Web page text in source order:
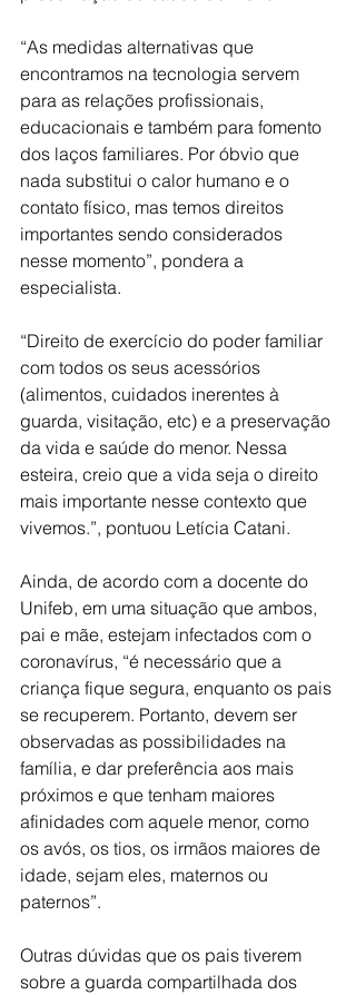
“As medidas alternativas que
encontramos na tecnologia servem
para as relações profissionais,
educacionais e também para fomento
dos laços familiares. Por óbvio que
nada substitui o calor humano e o
contato físico, mas temos direitos
importantes sendo considerados
nesse momento”, pondera a
especialista.
“Direito de exercício do poder familiar
com todos os seus acessórios
(alimentos, cuidados inerentes à
guarda, visitação, etc) e a preservação
da vida e saúde do menor. Nessa
esteira, creio que a vida seja o direito
mais importante nesse contexto que
vivemos.”, pontuou Letícia Catani.
Ainda, de acordo com a docente do
Unifeb, em uma situação que ambos,
pai e mãe, estejam infectados com o
coronavírus, “é necessário que a
criança fique segura, enquanto os pais
se recuperem. Portanto, devem ser
observadas as possibilidades na
família, e dar preferência aos mais
próximos e que tenham maiores
afinidades com aquele menor, como
os avós, os tios, os irmãos maiores de
idade, sejam eles, maternos ou
paternos”.
Outras dúvidas que os pais tiverem
sobre a guarda compartilhada dos